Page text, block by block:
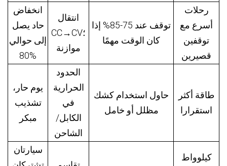
انخفاض
حاد يصل
إلى حوالي
80%
انتقال
CC→CV؛
موازنة
توقف عند 75-85% إذا
كان الوقت مهمًا
رحلات
أسرع مع
توقفين
قصيرين
يوم حار،
تشذيب
مبكر
الحدود
الحرارية
في
الكابل/
الشاحن
حاول استخدام كشك
مظلل أو خامل
طاقة أكثر
استقرارا
سيارتان
كيلوواط